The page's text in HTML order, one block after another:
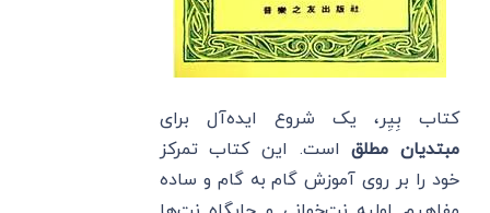
کتاب بِیِر، یک شروع ایده‌آل برای
مبتدیان مطلقاست. این کتاب تمرکز
خود را بر روی آموزش گام به گام و ساده